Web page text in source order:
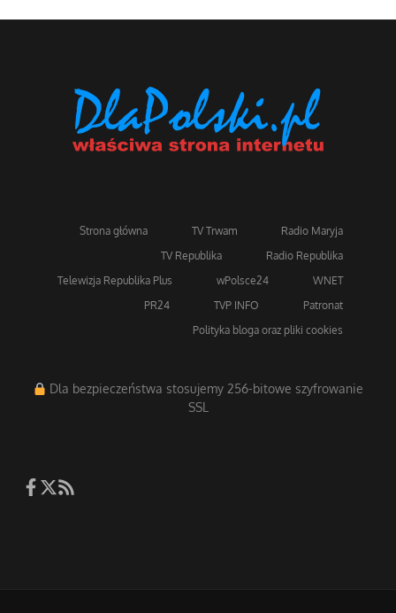
Strona główna TV Trwam
Radio Maryja
TV Republika
Radio Republika
Telewizja Republika Plus
wPolsce24
WNET
PR24
TVP INFO
Patronat
Polityka bloga oraz pliki cookies
Dla bezpieczeństwa stosujemy 256-bitowe szyfrowanie
SSL